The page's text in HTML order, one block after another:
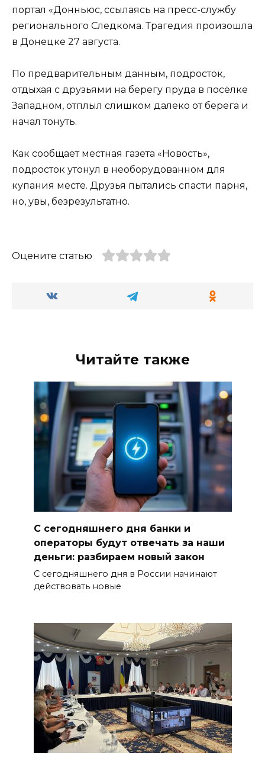
портал «Донньюс, ссылаясь на пресс-службу
регионального Следкома. Трагедия произошла
в Донецке 27 августа.
По предварительным данным, подросток,
отдыхая с друзьями на берегу пруда в посёлке
Западном, отплыл слишком далеко от берега и
начал тонуть.
Как сообщает местная газета «Новость»,
подросток утонул в необорудованном для
купания месте. Друзья пытались спасти парня,
но, увы, безрезультатно.
Оцените статью
Читайте также
С сегодняшнего дня банки и
операторы будут отвечать за наши
деньги: разбираем новый закон
С сегодняшнего дня в России начинают
действовать новые